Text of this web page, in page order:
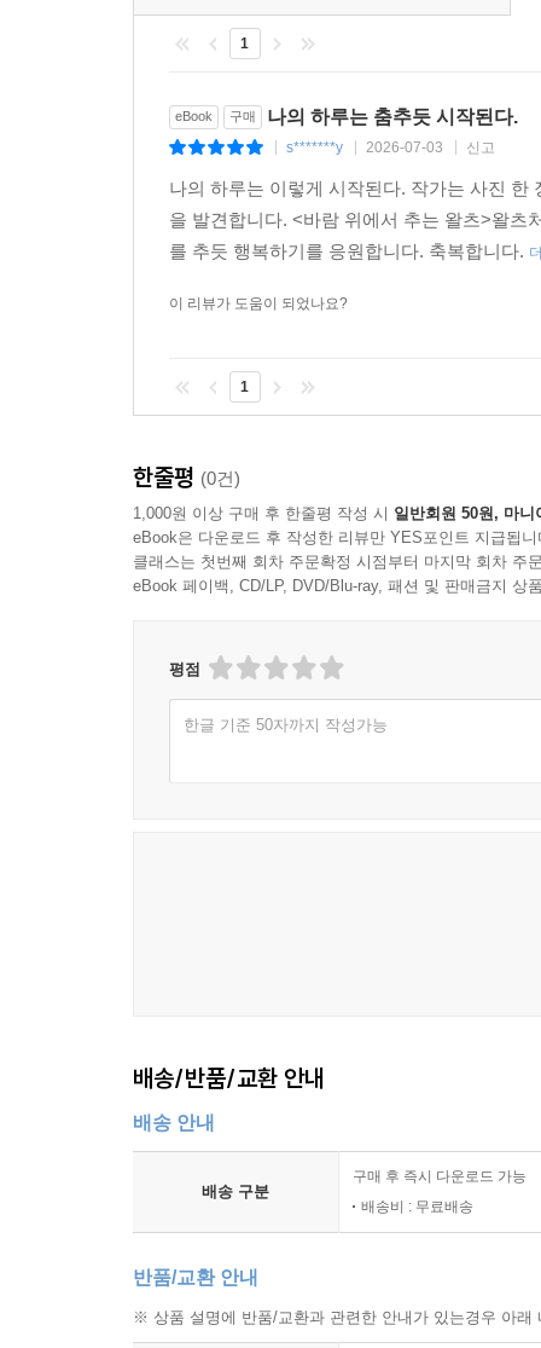
1
eBook 구매 나의 하루는 춤추듯 시작된다.
s*******y 2026-07-03 신고
나의 하루는 이렇게 시작된다. 작가는 사진
을 발견합니다. <바람 위에서 추는 왈츠>왈츠
를 추듯 행복하기를 응원합니다. 축복합니다.
이 리뷰가 도움이 되었나요?
1
한줄평 (0건)
1,000원 이상 구매 후 한줄평 작성 시 일반회원 50원, 마니
eBook은 다운로드 후 작성한 리뷰만 YES포인트 지급됩니
클래스는 첫번째 회차 주문확정 시점부터 마지막 회차 주
eBook 페이백, CD/LP, DVD/Blu-ray, 패션 및 판매금지 상
평점
한글 기준 50자까지 작성가능
배송/반품/교환 안내
배송 안내
배송 구분
구매 후 즉시 다운로드 가능
배송비 : 무료배송
반품/교환 안내
※ 상품 설명에 반품/교환과 관련한 안내가 있는경우 아